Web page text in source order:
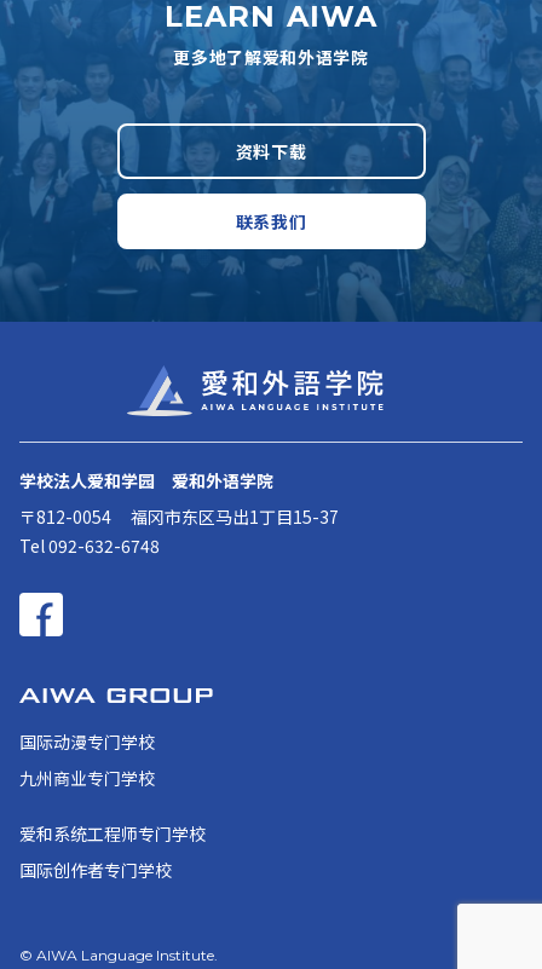
LEARN AIWA
更多地了解爱和外语学院
资料下载
联系我们
学校法人爱和学园 爱和外语学院
〒812-0054
福冈市东区马出1丁目15-37
Tel 092-632-6748
国际动漫专门学校
九州商业专门学校
爱和系统工程师专门学校
国际创作者专门学校
© AIWA Language Institute.